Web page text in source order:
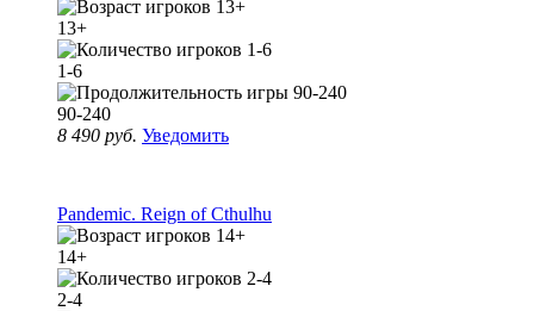
13+
1-6
90-240
8 490 руб. Уведомить
Pandemic. Reign of Cthulhu
14+
2-4